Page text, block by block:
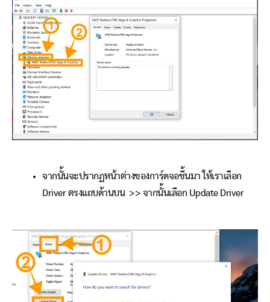
จากนั้นจะปรากฏหน้าต่างของการ์ฺดจอขึ้นมา ให้เราเลือก
Driver ตรงแถบด้านบน >> จากนั้นเลือก Update Driver